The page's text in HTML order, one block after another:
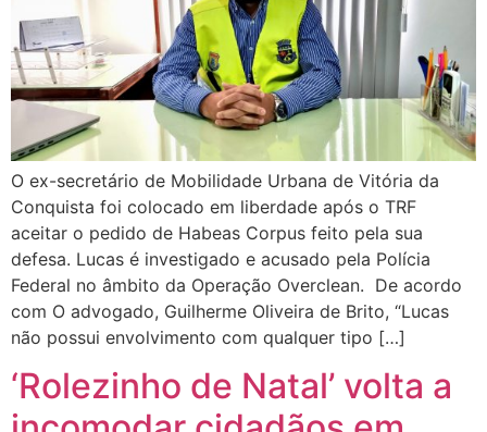
O ex-secretário de Mobilidade Urbana de Vitória da
Conquista foi colocado em liberdade após o TRF
aceitar o pedido de Habeas Corpus feito pela sua
defesa. Lucas é investigado e acusado pela Polícia
Federal no âmbito da Operação Overclean. De acordo
com O advogado, Guilherme Oliveira de Brito, “Lucas
não possui envolvimento com qualquer tipo […]
‘Rolezinho de Natal’ volta a